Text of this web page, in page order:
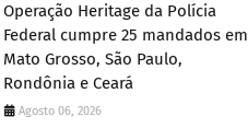
Operação Heritage da Polícia
Federal cumpre 25 mandados em
Mato Grosso, São Paulo,
Rondônia e Ceará
Agosto 06, 2026